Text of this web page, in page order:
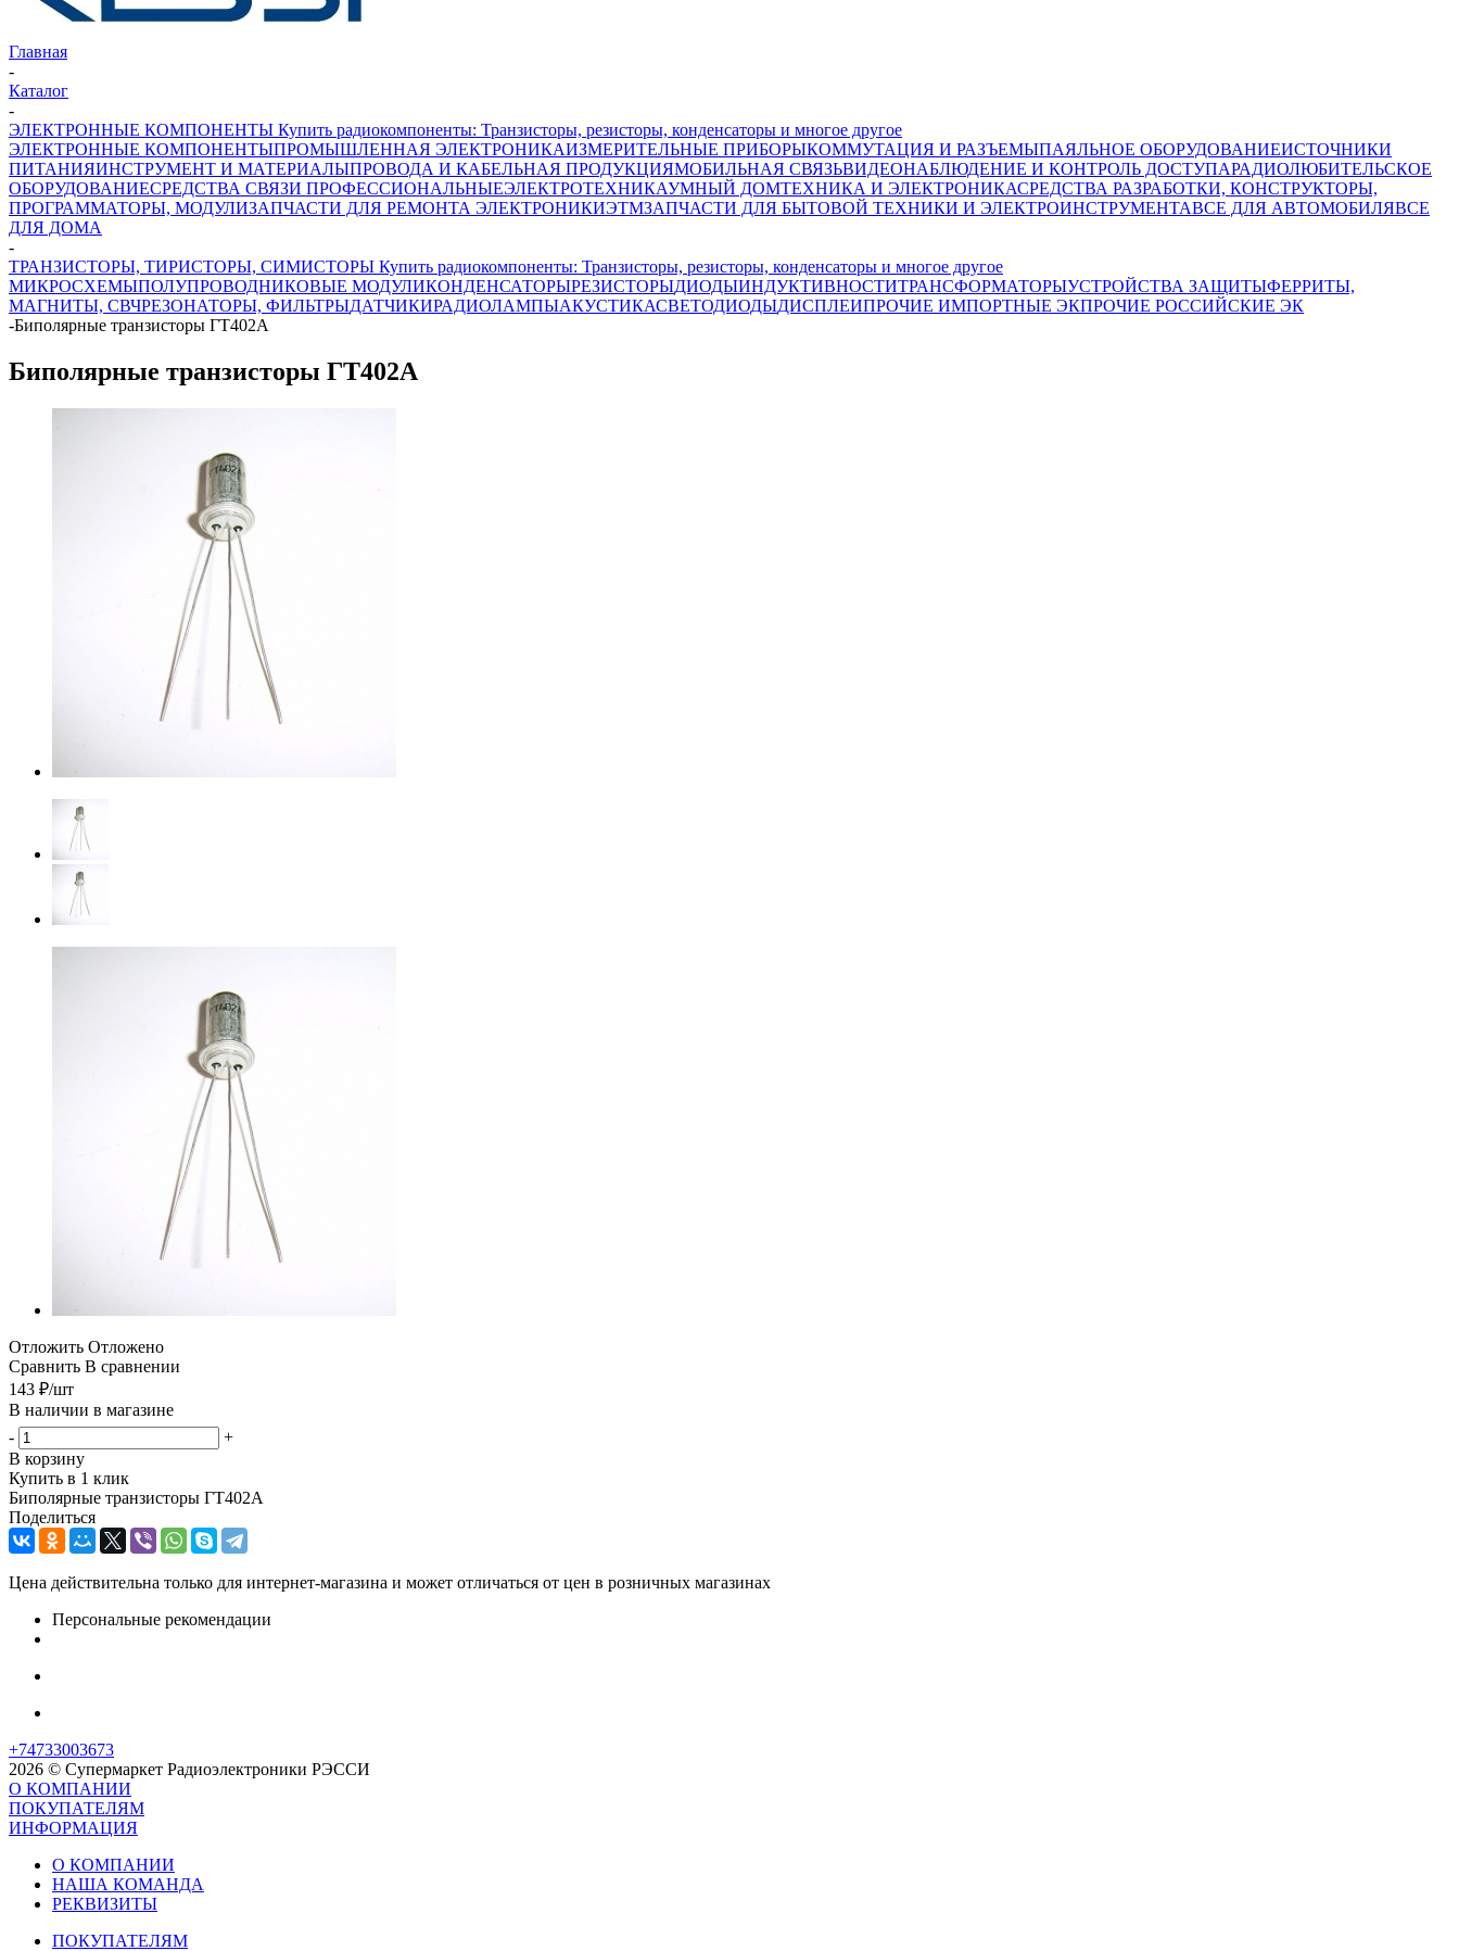
Главная
-
Каталог
-
ЭЛЕКТРОННЫЕ КОМПОНЕНТЫ Купить радиокомпоненты: Транзисторы, резисторы, конденсаторы и многое другое
ЭЛЕКТРОННЫЕ КОМПОНЕНТЫПРОМЫШЛЕННАЯ ЭЛЕКТРОНИКАИЗМЕРИТЕЛЬНЫЕ ПРИБОРЫКОММУТАЦИЯ И РАЗЪЕМЫПАЯЛЬНОЕ ОБОРУДОВАНИЕИСТОЧНИКИ
ПИТАНИЯИНСТРУМЕНТ И МАТЕРИАЛЫПРОВОДА И КАБЕЛЬНАЯ ПРОДУКЦИЯМОБИЛЬНАЯ СВЯЗЬВИДЕОНАБЛЮДЕНИЕ И КОНТРОЛЬ ДОСТУПАРАДИОЛЮБИТЕЛЬСКОЕ
ОБОРУДОВАНИЕСРЕДСТВА СВЯЗИ ПРОФЕССИОНАЛЬНЫЕЭЛЕКТРОТЕХНИКАУМНЫЙ ДОМТЕХНИКА И ЭЛЕКТРОНИКАСРЕДСТВА РАЗРАБОТКИ, КОНСТРУКТОРЫ,
ПРОГРАММАТОРЫ, МОДУЛИЗАПЧАСТИ ДЛЯ РЕМОНТА ЭЛЕКТРОНИКИЭТМЗАПЧАСТИ ДЛЯ БЫТОВОЙ ТЕХНИКИ И ЭЛЕКТРОИНСТРУМЕНТАВСЕ ДЛЯ АВТОМОБИЛЯВСЕ
ДЛЯ ДОМА
-
ТРАНЗИСТОРЫ, ТИРИСТОРЫ, СИМИСТОРЫ Купить радиокомпоненты: Транзисторы, резисторы, конденсаторы и многое другое
МИКРОСХЕМЫПОЛУПРОВОДНИКОВЫЕ МОДУЛИКОНДЕНСАТОРЫРЕЗИСТОРЫДИОДЫИНДУКТИВНОСТИТРАНСФОРМАТОРЫУСТРОЙСТВА ЗАЩИТЫФЕРРИТЫ,
МАГНИТЫ, СВЧРЕЗОНАТОРЫ, ФИЛЬТРЫДАТЧИКИРАДИОЛАМПЫАКУСТИКАСВЕТОДИОДЫДИСПЛЕИПРОЧИЕ ИМПОРТНЫЕ ЭКПРОЧИЕ РОССИЙСКИЕ ЭК
-Биполярные транзисторы ГТ402А
Биполярные транзисторы ГТ402А
Отложить Отложено
Сравнить В сравнении
143 ₽/шт
В наличии в магазине
-
+
В корзину
Купить в 1 клик
Биполярные транзисторы ГТ402А
Поделиться
Цена действительна только для интернет-магазина и может отличаться от цен в розничных магазинах
Персональные рекомендации
+74733003673
2026 © Супермаркет Радиоэлектроники РЭССИ
О КОМПАНИИ
ПОКУПАТЕЛЯМ
ИНФОРМАЦИЯ
О КОМПАНИИ
НАША КОМАНДА
РЕКВИЗИТЫ
ПОКУПАТЕЛЯМ